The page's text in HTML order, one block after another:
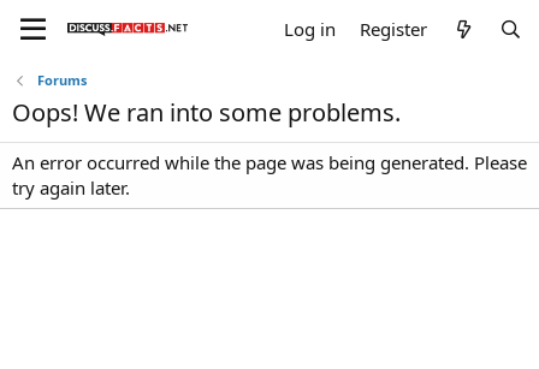
Log in Register
Forums
Oops! We ran into some problems.
An error occurred while the page was being generated. Please
try again later.